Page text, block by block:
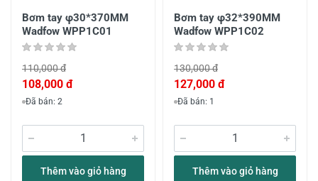
Bơm tay φ30*370MM
Wadfow WPP1C01
110,000 đ
108,000 đ
Đã bán: 2
Thêm vào giỏ hàng
Bơm tay φ32*390MM
Wadfow WPP1C02
130,000 đ
127,000 đ
Đã bán: 1
Thêm vào giỏ hàng